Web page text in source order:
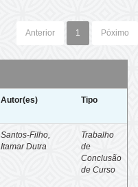
Anterior 1 Póximo
Autor(es) Tipo
Santos-Filho,
Itamar Dutra
Trabalho
de
Conclusão
de Curso